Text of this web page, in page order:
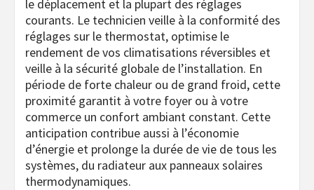
le déplacement et la plupart des réglages
courants. Le technicien veille à la conformité des
réglages sur le thermostat, optimise le
rendement de vos climatisations réversibles et
veille à la sécurité globale de l’installation. En
période de forte chaleur ou de grand froid, cette
proximité garantit à votre foyer ou à votre
commerce un confort ambiant constant. Cette
anticipation contribue aussi à l’économie
d’énergie et prolonge la durée de vie de tous les
systèmes, du radiateur aux panneaux solaires
thermodynamiques.